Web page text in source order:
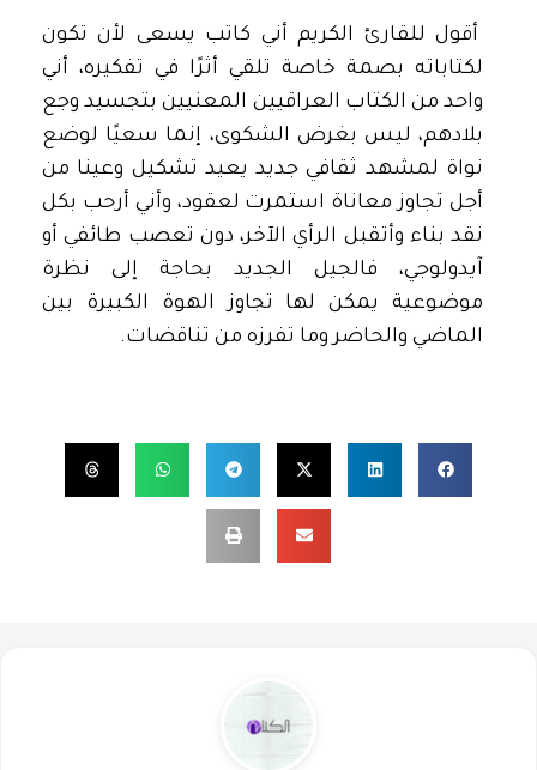
أقول للقارئ الكريم أني كاتب يسعى لأن تكون
لكتاباته بصمة خاصة تلقي أثرًا في تفكيره، أني
واحد من الكتاب العراقيين المعنيين بتجسيد وجع
بلادهم، ليس بغرض الشكوى، إنما سعيًا لوضع
نواة لمشهد ثقافي جديد يعيد تشكيل وعينا من
أجل تجاوز معاناة استمرت لعقود، وأني أرحب بكل
نقد بناء وأتقبل الرأي الآخر، دون تعصب طائفي أو
آيدولوجي، فالجيل الجديد بحاجة إلى نظرة
موضوعية يمكن لها تجاوز الهوة الكبيرة بين
الماضي والحاضر وما تفرزه من تناقضات.